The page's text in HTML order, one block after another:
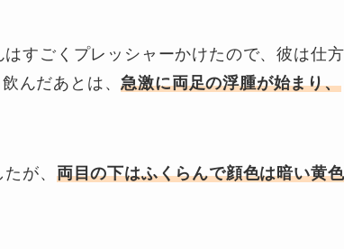
すごくプレッシャーかけたので、彼は仕方
んだあとは、急激に両足の浮腫が始まり、
が、 両目の下はふくらんで顔色は暗い黄色